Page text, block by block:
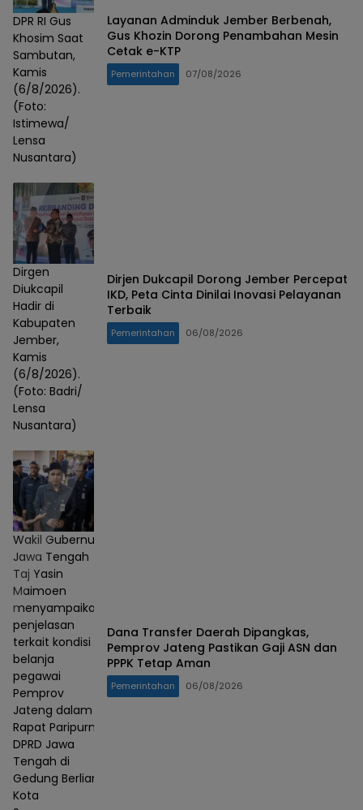
DPR RI Gus
Khosim Saat
Sambutan,
Kamis
(6/8/2026).
(Foto:
Istimewa/
Lensa
Nusantara)
Layanan Adminduk Jember Berbenah,
Gus Khozin Dorong Penambahan Mesin
Cetak e-KTP
Pemerintahan 07/08/2026
Dirgen
Diukcapil
Hadir di
Kabupaten
Jember,
Kamis
(6/8/2026).
(Foto: Badri/
Lensa
Nusantara)
Dirjen Dukcapil Dorong Jember Percepat
IKD, Peta Cinta Dinilai Inovasi Pelayanan
Terbaik
Pemerintahan 06/08/2026
Wakil Gubernur
Jawa Tengah
Taj Yasin
Maimoen
menyampaikan
penjelasan
terkait kondisi
belanja
pegawai
Pemprov
Jateng dalam
Rapat Paripurna
DPRD Jawa
Tengah di
Gedung Berlian,
Kota
Dana Transfer Daerah Dipangkas,
Pemprov Jateng Pastikan Gaji ASN dan
PPPK Tetap Aman
Pemerintahan 06/08/2026